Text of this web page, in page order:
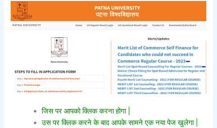
जिस पर आपको क्लिक करना होगा |
उस पर क्लिक करने के बाद आपके सामने एक नया पेज खुलेगा |